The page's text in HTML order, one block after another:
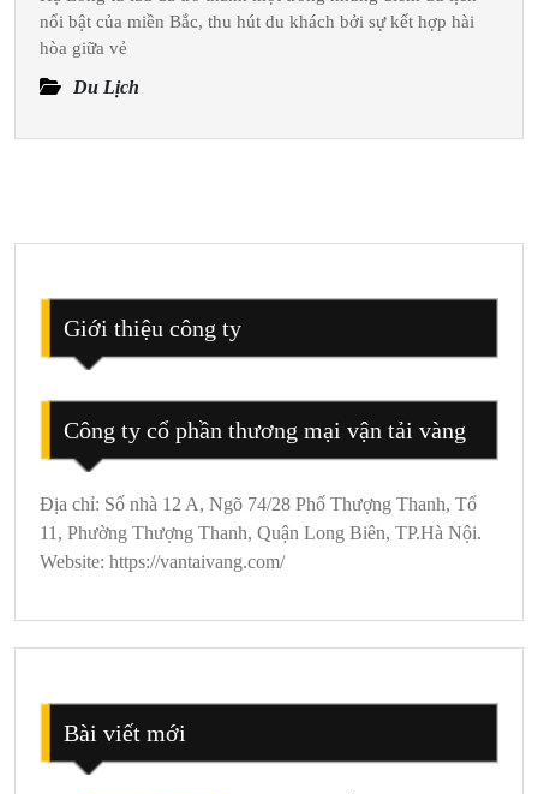
Du
Lịch
Hạ
Long
3
nổi bật của miền Bắc, thu hút du khách bởi sự kết hợp hài
hòa giữa vẻ
Du Lịch
Giới thiệu công ty
Công ty cổ phần thương mại vận tải vàng
Địa chỉ: Số nhà 12 A, Ngõ 74/28 Phố Thượng Thanh, Tổ
11, Phường Thượng Thanh, Quận Long Biên, TP.Hà Nội.
Website: https://vantaivang.com/
Bài viết mới